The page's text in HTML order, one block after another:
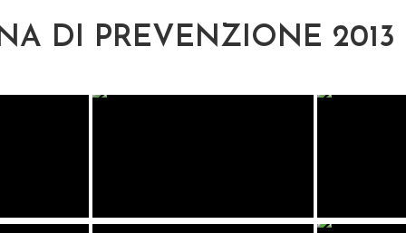
DI PREVENZIONE 2013